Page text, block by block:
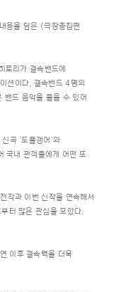
용을 담은 <극장총집편
토리가 결속밴드에
션이다. 결속밴드 4명의
밴드 음악을 들을 수 있어
곡 ‘도플갱어’와
국내 관객들에게 어떤 또
작과 이번 신작을 연속해서
터 많은 관심을 모았다.
이후 결속력을 더욱